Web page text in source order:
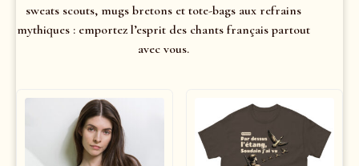
sweats scouts, mugs bretons et tote-bags aux refrains
mythiques : emportez l’esprit des chants français partout
avec vous.